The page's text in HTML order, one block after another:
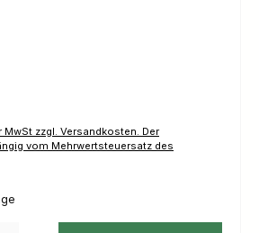
Der
vom Mehrwertsteuersatz des